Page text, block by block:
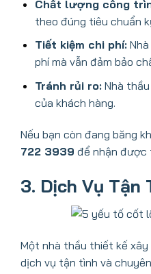
Chất lượng công
theo đúng tiêu chuẩn
Tiết kiệm chi phí:Nhà
phí mà vẫn đảm bảo
Tránh rủi ro:Nhà thầu
của khách hàng.
Nếu bạn còn đang băng
722 3939 để nhận được
3. Dịch Vụ Tận
Một nhà thầu thiết kế xây
dịch vụ tận tình và